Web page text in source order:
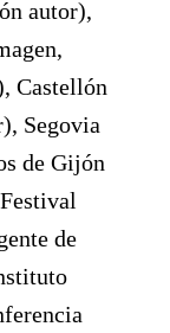
autor),
Castellón
Segovia
de Gijón
de